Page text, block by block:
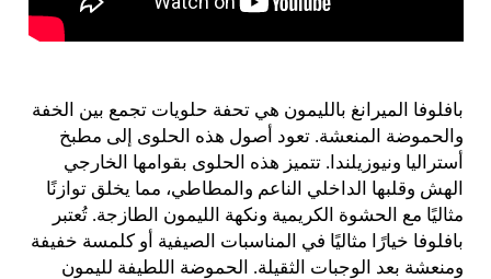
بافلوفا الميرانغ بالليمون هي تحفة حلويات تجمع بين الخفة
والحموضة المنعشة. تعود أصول هذه الحلوى إلى مطبخ
أستراليا ونيوزيلندا. تتميز هذه الحلوى بقوامها الخارجي
الهش وقلبها الداخلي الناعم والمطاطي، مما يخلق توازنًا
مثاليًا مع الحشوة الكريمية ونكهة الليمون الطازجة. تُعتبر
بافلوفا خيارًا مثاليًا في المناسبات الصيفية أو كلمسة خفيفة
ومنعشة بعد الوجبات الثقيلة. الحموضة اللطيفة لليمون